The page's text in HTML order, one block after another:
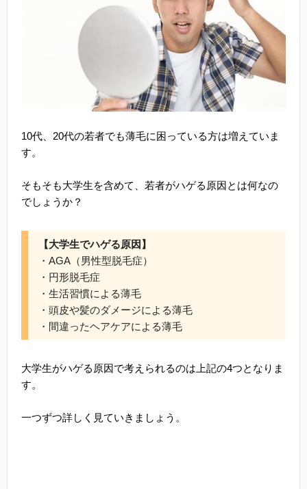
10代、20代の若者でも薄毛に困っている方は増えていま
す。
そもそも大学生を含めて、若者がハゲる原因とは何なの
でしょうか？
【大学生でハゲる原因】
・AGA（男性型脱毛症）
・円形脱毛症
・生活習慣による薄毛
・頭皮や髪のダメージによる薄毛
・間違ったヘアケアによる薄毛
大学生がハゲる原因で考えられるのは上記の4つとなりま
す。
一つずつ詳しく見ていきましょう。